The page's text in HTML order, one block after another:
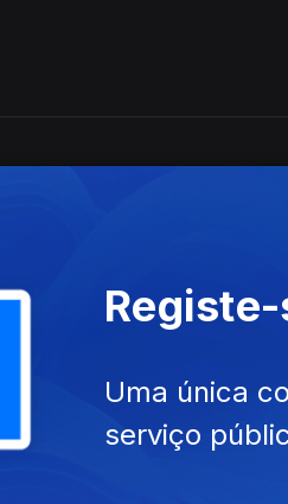
Registe-
Uma única
serviço